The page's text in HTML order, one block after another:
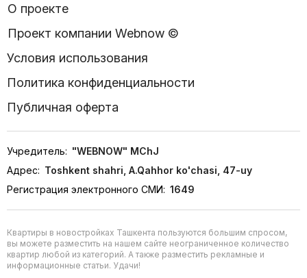
О проекте
Проект компании Webnow ©
Условия использования
Политика конфиденциальности
Публичная оферта
Учредитель: "WEBNOW" MChJ
Адрес: Toshkent shahri, A.Qahhor ko'chasi, 47-uy
Регистрация электронного СМИ: 1649
Квартиры в новостройках Ташкента пользуются большим спросом,
вы можете разместить на нашем сайте неограниченное количество
квартир любой из категорий. А также разместить рекламные и
информационные статьи. Удачи!